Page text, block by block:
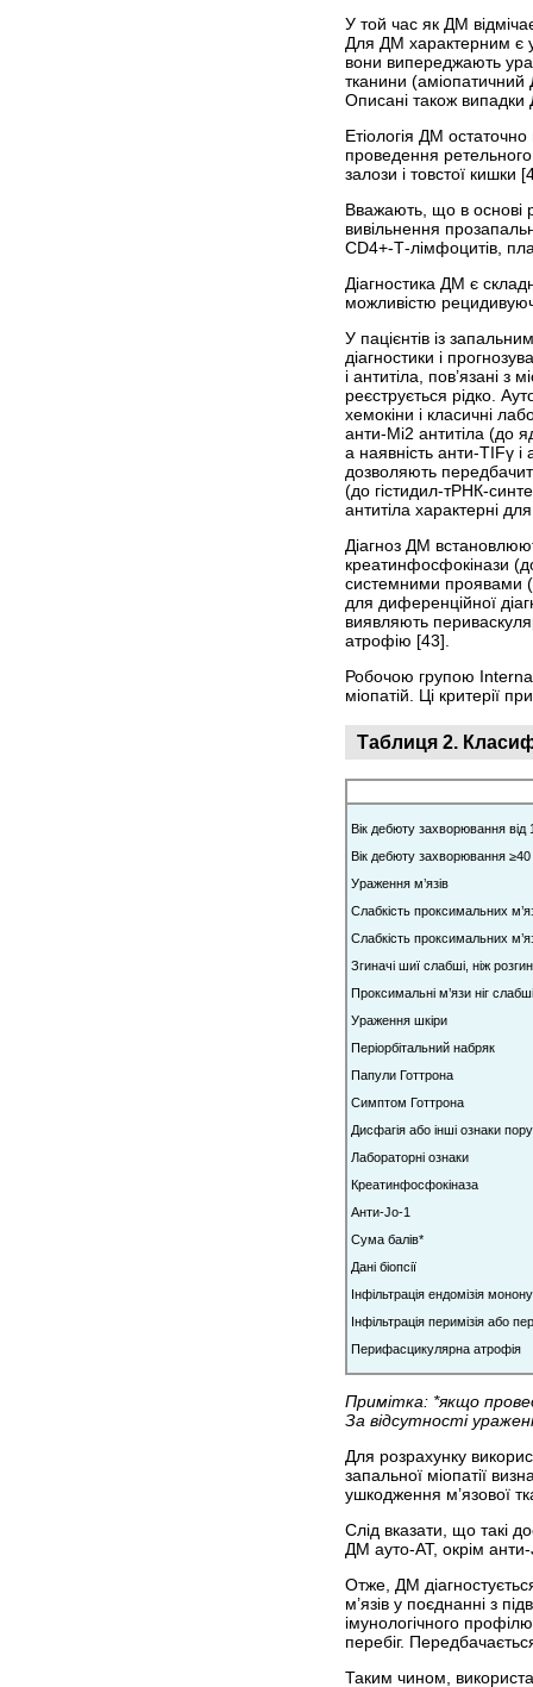
У той час як ДМ
Для ДМ характерним є
вони випереджають
тканини (аміопатичний
Описані також випадки
Етіологія ДМ
проведення
залози і товстої кишки
Вважають, що в основі
вивільнення
CD4+-Т-лімфоцитів,
Діагностика ДМ є
можливістю
У пацієнтів із
діагностики і
і антитіла, пов’язані
реєструється рідко.
хемокіни і класичні
анти-Mi2 антитіла (до
а наявність анти-TIFγ і
дозволяють
(до гістидил-тРНК-
антитіла характерні
Діагноз ДМ
креатинфосфокінази
системними проявами
для диференційної
виявляють
атрофію [43].
Робочою групою
міопатій. Ці критерії
Таблиця 2.
Вік дебюту захворювання від
Вік дебюту захворювання ≥40
Ураження м’язів
Слабкість проксимальних
Слабкість проксимальних
Згиначі шиї слабші, ніж
Проксимальні м’язи ніг
Ураження шкіри
Періорбітальний набряк
Папули Готтрона
Симптом Готтрона
Дисфагія або інші ознаки
Лабораторні ознаки
Креатинфосфокіназа
Анти-Jo-1
Сума балів*
Дані біопсії
Інфільтрація ендомізія
Інфільтрація перимізія або
Перифасцикулярна атрофія
Примітка: *якщо
За відсутності
Для розрахунку
запальної міопатії
ушкодження м’язової
Слід вказати, що такі
ДМ ауто-АТ, окрім анти-
Отже, ДМ
м’язів у поєднанні з
імунологічного
перебіг.
Таким чином,